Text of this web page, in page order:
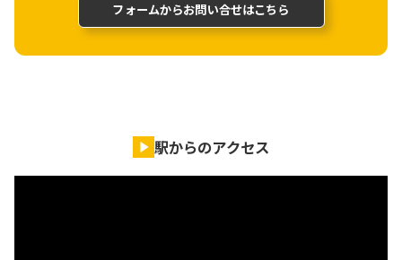
フォームからお問い合せはこちら
駅からのアクセス